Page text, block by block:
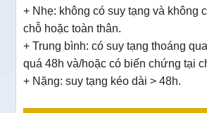
+ Nhẹ: không có suy tạng và không
chỗ hoặc toàn thân.
+ Trung bình: có suy tạng thoáng
quá 48h và/hoặc có biến chứng tại
+ Nặng: suy tạng kéo dài > 48h.